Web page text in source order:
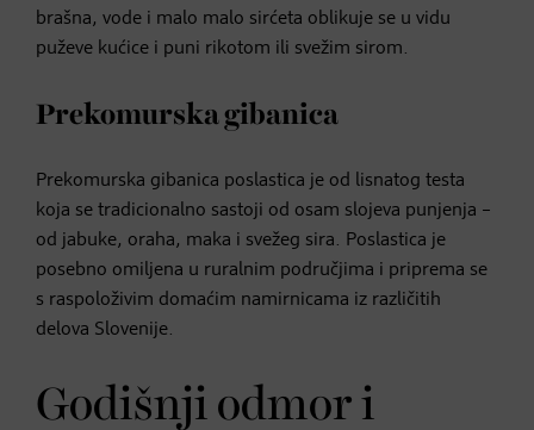
brašna, vode i malo malo sirćeta oblikuje se u vidu
puževe kućice i puni rikotom ili svežim sirom.
Prekomurska gibanica
Prekomurska gibanica poslastica je od lisnatog testa
koja se tradicionalno sastoji od osam slojeva punjenja –
od jabuke, oraha, maka i svežeg sira. Poslastica je
posebno omiljena u ruralnim područjima i priprema se
s raspoloživim domaćim namirnicama iz različitih
delova Slovenije.
Godišnji odmor i